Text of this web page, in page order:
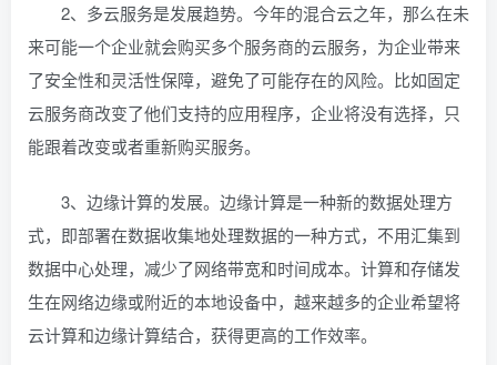
2、多云服务是发展趋势。今年的混合云之年，那么在未
来可能一个企业就会购买多个服务商的云服务，为企业带来
了安全性和灵活性保障，避免了可能存在的风险。比如固定
云服务商改变了他们支持的应用程序，企业将没有选择，只
能跟着改变或者重新购买服务。
3、边缘计算的发展。边缘计算是一种新的数据处理方
式，即部署在数据收集地处理数据的一种方式，不用汇集到
数据中心处理，减少了网络带宽和时间成本。计算和存储发
生在网络边缘或附近的本地设备中，越来越多的企业希望将
云计算和边缘计算结合，获得更高的工作效率。